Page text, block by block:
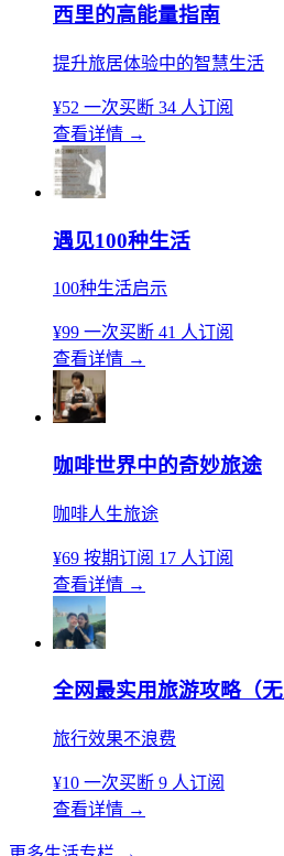
西里的高能量指南
提升旅居体验中的智慧生活
¥52 一次买断 34 人订阅
查看详情 →
遇见100种生活
100种生活启示
¥99 一次买断 41 人订阅
查看详情 →
咖啡世界中的奇妙旅途
咖啡人生旅途
¥69 按期订阅 17 人订阅
查看详情 →
全网最实用旅游攻略（无
旅行效果不浪费
¥10 一次买断 9 人订阅
查看详情 →